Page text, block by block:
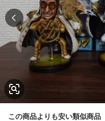
この商品よりも安い類似商品